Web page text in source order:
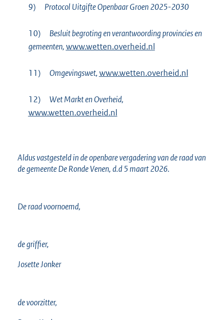
9) Protocol Uitgifte Openbaar Groen 2025-2030
10)
Besluit begroting en verantwoording provincies en
gemeenten,www.wetten.overheid.nl
11) Omgevingswet,www.wetten.overheid.nl
12)
Wet Markt en Overheid,
www.wetten.overheid.nl
Aldus vastgesteld in de openbare vergadering van de raad van
de gemeente De Ronde Venen, d.d 5 maart 2026.
De raad voornoemd,
de griffier,
Josette Jonker
de voorzitter,